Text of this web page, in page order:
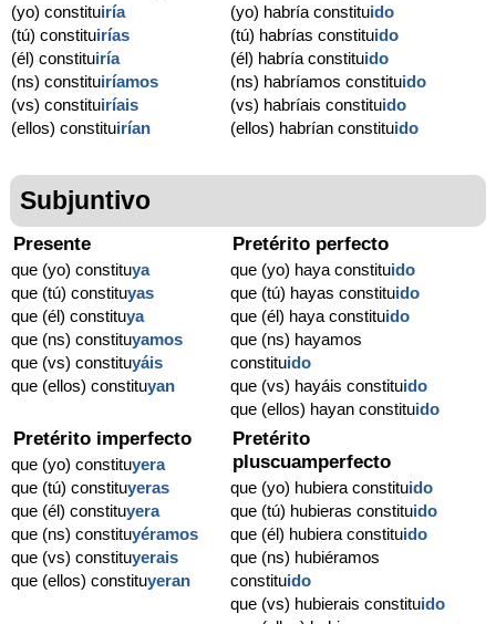
(yo) constituiría
(tú) constituirías
(él) constituiría
(ns) constituiríamos
(vs) constituiríais
(ellos) constituirían
(yo) habría constituido
(tú) habrías constituido
(él) habría constituido
(ns) habríamos constituido
(vs) habríais constituido
(ellos) habrían constituido
Subjuntivo
Presente
que (yo) constituya
que (tú) constituyas
que (él) constituya
que (ns) constituyamos
que (vs) constituyáis
que (ellos) constituyan
Pretérito perfecto
que (yo) haya constituido
que (tú) hayas constituido
que (él) haya constituido
que (ns) hayamos
constituido
que (vs) hayáis constituido
que (ellos) hayan constituido
Pretérito imperfecto
que (yo) constituyera
que (tú) constituyeras
que (él) constituyera
que (ns) constituyéramos
que (vs) constituyerais
que (ellos) constituyeran
Pretérito
pluscuamperfecto
que (yo) hubiera constituido
que (tú) hubieras constituido
que (él) hubiera constituido
que (ns) hubiéramos
constituido
que (vs) hubierais constituido